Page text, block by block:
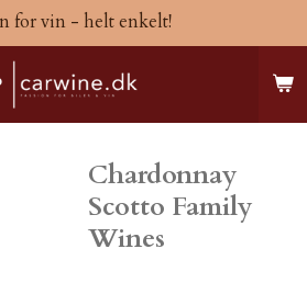
for vin - helt enkelt!
Chardonnay
Scotto Family
Wines